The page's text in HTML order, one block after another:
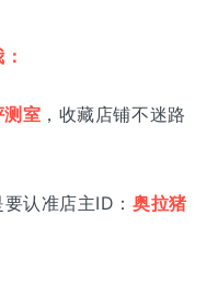
测室 ，收藏店铺不迷路
认准店主ID： 奥拉猪